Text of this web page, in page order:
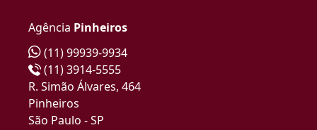
Agência Pinheiros
(11) 99939-9934
(11) 3914-5555
R. Simão Álvares, 464
Pinheiros
São Paulo - SP